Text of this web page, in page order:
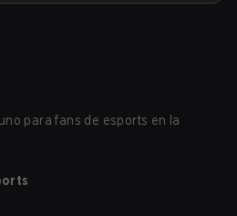
para fans de esports en la